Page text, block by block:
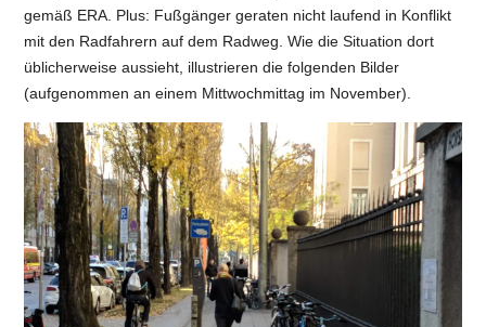
gemäß ERA. Plus: Fußgänger geraten nicht laufend in Konflikt
mit den Radfahrern auf dem Radweg. Wie die Situation dort
üblicherweise aussieht, illustrieren die folgenden Bilder
(aufgenommen an einem Mittwochmittag im November).